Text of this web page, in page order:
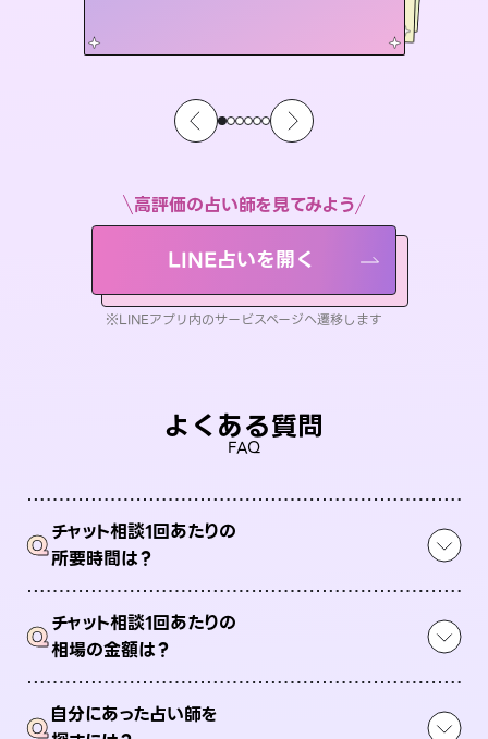
高評価の占い師を見てみよう
LINE占いを開く
※LINEアプリ内のサービスページへ遷移します
よくある質問
FAQ
Qチャット相談1回あたりの
所要時間は？
Qチャット相談1回あたりの
相場の金額は？
Q自分にあった占い師を